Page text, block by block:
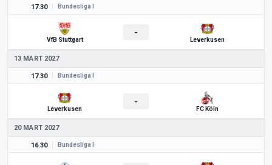
17.30 Bundesliga I
VfB Stuttgart
-
Leverkusen
13 MART 2027
17.30 Bundesliga I
Leverkusen
-
FC Köln
20 MART 2027
16.30 Bundesliga I